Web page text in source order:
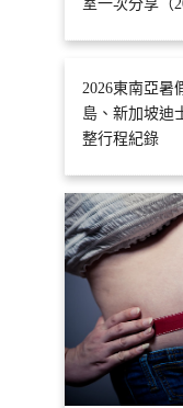
室一次分享（
2026東南亞暑
島、新加坡迪
整行程紀錄